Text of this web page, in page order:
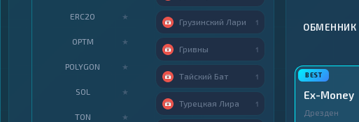
ОБМЕННИК
Ex-Money
Дрезден
ERC20 ★
OPTM ★
POLYGON ★
SOL ★
TON ★
Грузинский Лари 1
Гривны 1
Тайский Бат 1
Турецкая Лира 1